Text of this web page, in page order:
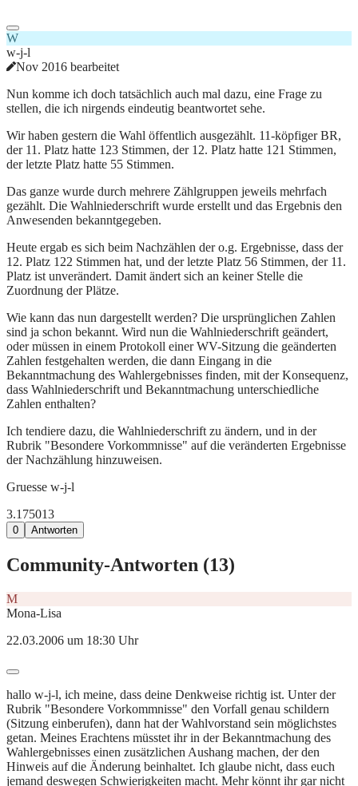
W
w-j-l
Nov 2016 bearbeitet
Nun komme ich doch tatsächlich auch mal dazu, eine Frage zu
stellen, die ich nirgends eindeutig beantwortet sehe.
Wir haben gestern die Wahl öffentlich ausgezählt. 11-köpfiger BR,
der 11. Platz hatte 123 Stimmen, der 12. Platz hatte 121 Stimmen,
der letzte Platz hatte 55 Stimmen.
Das ganze wurde durch mehrere Zählgruppen jeweils mehrfach
gezählt. Die Wahlniederschrift wurde erstellt und das Ergebnis den
Anwesenden bekanntgegeben.
Heute ergab es sich beim Nachzählen der o.g. Ergebnisse, dass der
12. Platz 122 Stimmen hat, und der letzte Platz 56 Stimmen, der 11.
Platz ist unverändert. Damit ändert sich an keiner Stelle die
Zuordnung der Plätze.
Wie kann das nun dargestellt werden? Die ursprünglichen Zahlen
sind ja schon bekannt. Wird nun die Wahlniederschrift geändert,
oder müssen in einem Protokoll einer WV-Sitzung die geänderten
Zahlen festgehalten werden, die dann Eingang in die
Bekanntmachung des Wahlergebnisses finden, mit der Konsequenz,
dass Wahlniederschrift und Bekanntmachung unterschiedliche
Zahlen enthalten?
Ich tendiere dazu, die Wahlniederschrift zu ändern, und in der
Rubrik "Besondere Vorkommnisse" auf die veränderten Ergebnisse
der Nachzählung hinzuweisen.
Gruesse w-j-l
3.175013
0 Antworten
Community-Antworten (13)
M
Mona-Lisa
22.03.2006 um 18:30 Uhr
hallo w-j-l, ich meine, dass deine Denkweise richtig ist. Unter der
Rubrik "Besondere Vorkommnisse" den Vorfall genau schildern
(Sitzung einberufen), dann hat der Wahlvorstand sein möglichstes
getan. Meines Erachtens müsstet ihr in der Bekanntmachung des
Wahlergebnisses einen zusätzlichen Aushang machen, der den
Hinweis auf die Änderung beinhaltet. Ich glaube nicht, dass euch
jemand deswegen Schwierigkeiten macht. Mehr könnt ihr gar nicht